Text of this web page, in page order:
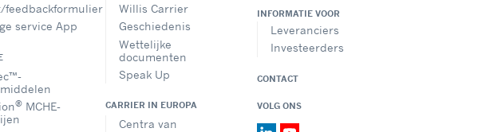
feedbackformulier
service App
® MCHE-
Willis Carrier
Geschiedenis
Wettelijke
documenten
Speak Up
CARRIER IN EUROPA
Centra van
INFORMATIE VOOR
Leveranciers
Investeerders
CONTACT
VOLG ONS